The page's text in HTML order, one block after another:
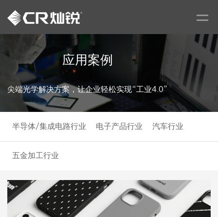
应用案例
尖端光学解决方案，让企业轻松实现“工业4.0”
半导体/集成电路行业 电子产品行业 汽车行业
五金加工行业